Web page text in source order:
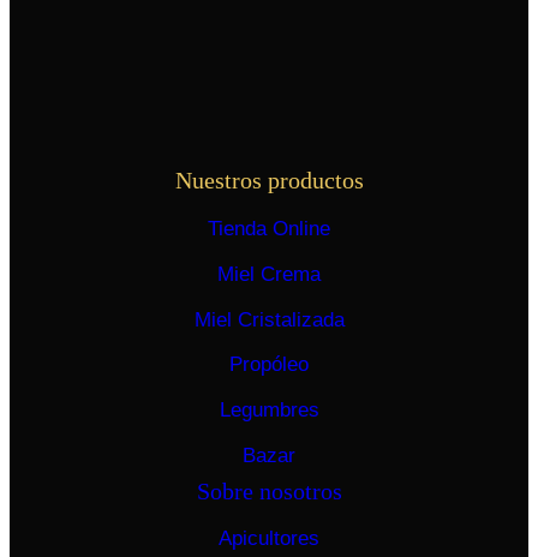
Nuestros productos
Tienda Online
Miel Crema
Miel Cristalizada
Propóleo
Legumbres
Bazar
Sobre nosotros
Apicultores